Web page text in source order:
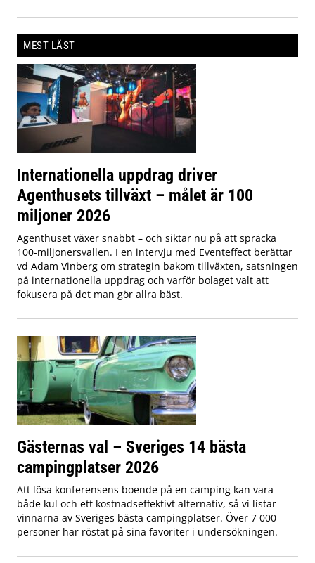
MEST LÄST
Internationella uppdrag driver
Agenthusets tillväxt – målet är 100
miljoner 2026
Agenthuset växer snabbt – och siktar nu på att spräcka
100-miljonersvallen. I en intervju med Eventeffect berättar
vd Adam Vinberg om strategin bakom tillväxten, satsningen
på internationella uppdrag och varför bolaget valt att
fokusera på det man gör allra bäst.
Gästernas val – Sveriges 14 bästa
campingplatser 2026
Att lösa konferensens boende på en camping kan vara
både kul och ett kostnadseffektivt alternativ, så vi listar
vinnarna av Sveriges bästa campingplatser. Över 7 000
personer har röstat på sina favoriter i undersökningen.